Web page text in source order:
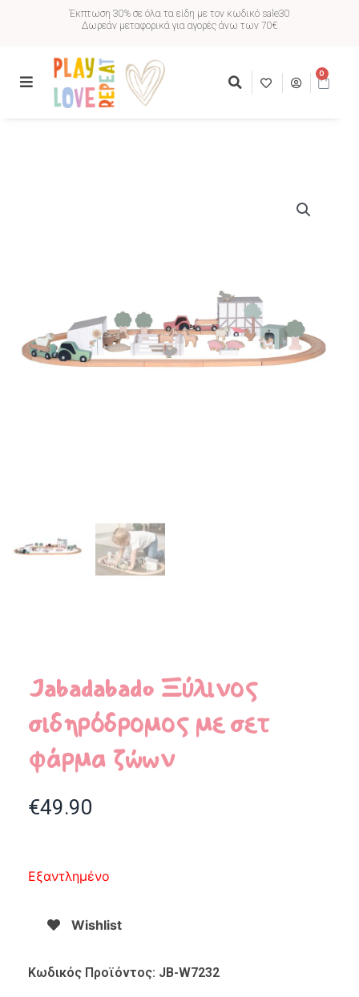
Έκπτωση 30% σε όλα τα είδη με τον κωδικό sale30
Δωρεάν μεταφορικά για αγορές άνω των 70€
0
Jabadabado Ξύλινος
σιδηρόδρομος με σετ
φάρμα ζώων
€49.90
Εξαντλημένο
Wishlist
Κωδικός Προϊόντος: JB-W7232